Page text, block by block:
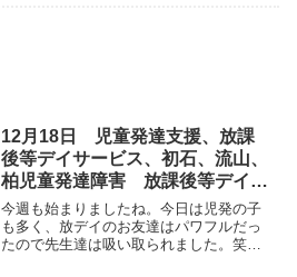
12月18日 児童発達支援、放課
後等デイサービス、初石、流山、
柏児童発達障害 放課後等デイサ
ービス 運動療育 柳沢運動プロ
グラム こどもプラス（児童発達
支援 放課後等デイサービス
今週も始まりましたね。今日は児発の子
も多く、放デイのお友達はパワフルだっ
たので先生達は吸い取られました。笑＊